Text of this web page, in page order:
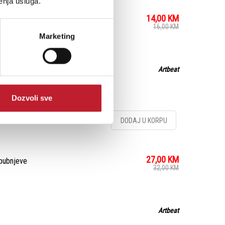
Marketing
Dozvoli sve
bubnjeve 14,00 KM
16,00KM
Artbeat
DODAJ U KORPU
27,00 KM
32,00KM
Artbeat